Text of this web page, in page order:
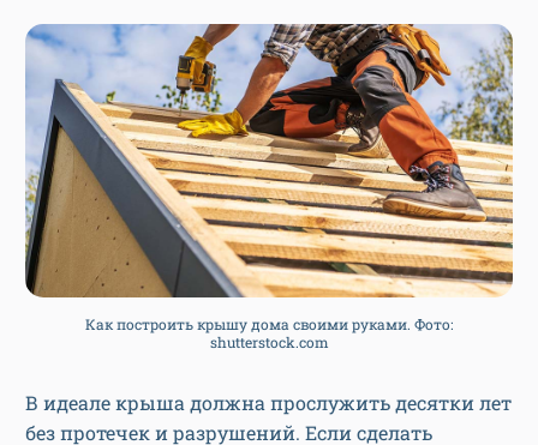
Как построить крышу дома своими руками. Фото:
shutterstock.com
В идеале крыша должна прослужить десятки лет
без протечек и разрушений. Если сделать